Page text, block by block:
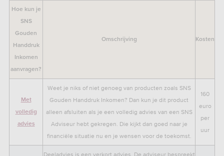
Hoe kun je
SNS
Gouden
Handdruk
Inkomen
aanvragen?
Omschrijving Kosten
Met
volledig
advies
Weet je niks of niet genoeg van producten zoals SNS
Gouden Handdruk Inkomen? Dan kun je dit product
alleen afsluiten als je een volledig advies van een SNS
Adviseur hebt gekregen. Die kijkt dan goed naar je
financiële situatie nu en je wensen voor de toekomst.
160
euro
per
uur
Deeladvies is een verkort advies. De adviseur bespreekt